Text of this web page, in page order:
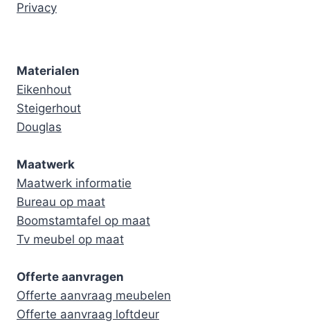
Privacy
Materialen
Eikenhout
Steigerhout
Douglas
Maatwerk
Maatwerk informatie
Bureau op maat
Boomstamtafel op maat
Tv meubel op maat
Offerte aanvragen
Offerte aanvraag meubelen
Offerte aanvraag loftdeur